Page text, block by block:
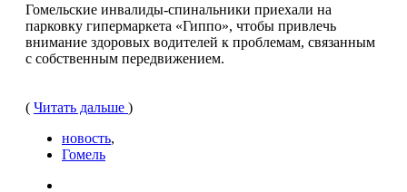
Гомельские инвалиды-спинальники приехали на
парковку гипермаркета «Гиппо», чтобы привлечь
внимание здоровых водителей к проблемам, свя­занным
с собственным передвижением.
( Читать дальше )
новость,
Гомель